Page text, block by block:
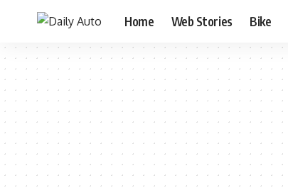
Home Web Stories Bike